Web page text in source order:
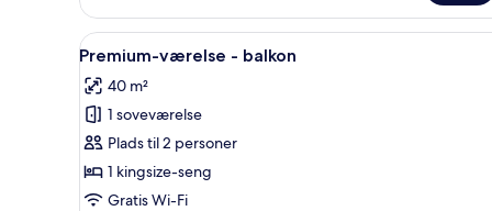
værelse
Indlæs
alle
billeder
af
Premium-
værelse
-
Allergivenligt sengetøj, senge
4
Premium-værelse - balkon
40 m²
1 soveværelse
Plads til 2 personer
1 kingsize-seng
Gratis Wi-Fi